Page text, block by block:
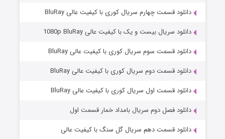
مردگان متحرک: شهر مرده ۳
قسمت۲ (زیرنویس) منتشر شد
دانلود قسمت چهارم سریال کوری با کیفیت عالی BluRay
دانلود سریال بیست و یک با کیفیت عالی 1080p BluRay
دانلود قسمت سوم سریال کوری با کیفیت عالی BluRay
دانلود قسمت دوم سریال کوری با کیفیت عالی BluRay
دانلود قسمت اول سریال کوری با کیفیت عالی BluRay
دانلود فصل دوم سریال بامداد خمار قسمت اول
دانلود قسمت دهم سریال گل سنگ با کیفیت عالی